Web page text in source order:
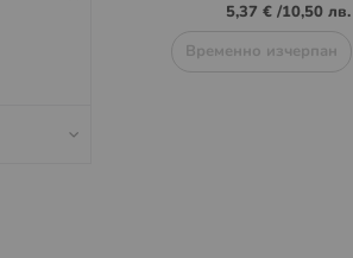
5,37 € /10,50 лв.
Временно изчерпан